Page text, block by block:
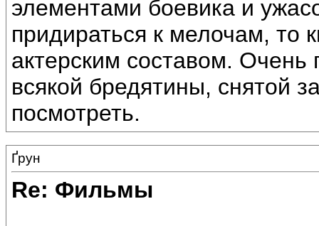
элементами боевика и
придираться к мелочам, то
актерским составом.
всякой бредятины, снятой
посмотреть.
Ґрун
Re: Фильмы